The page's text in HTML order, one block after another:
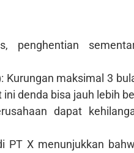
penghentian
Kurungan maksimal 3
denda bisa jauh lebih
dapat
PT X menunjukkan